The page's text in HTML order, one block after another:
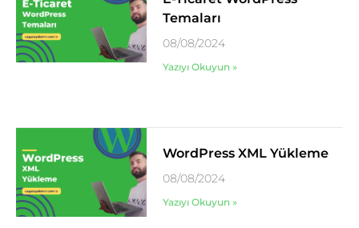
Temaları
08/08/2024
Yazıyı Okuyun »
WordPress XML Yükleme
08/08/2024
Yazıyı Okuyun »